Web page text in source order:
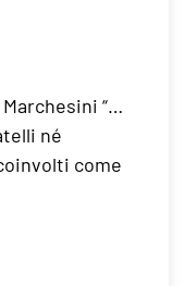
“…
né
come